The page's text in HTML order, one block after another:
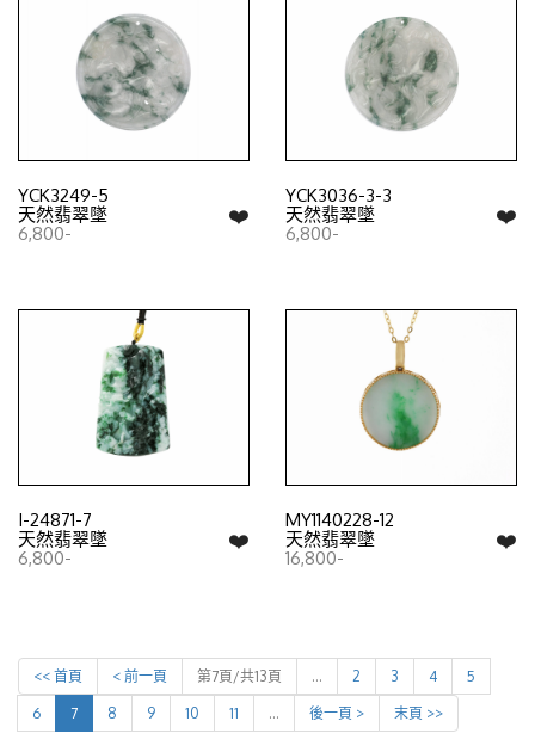
YCK3249-5
❤️
天然翡翠墜
6,800-
YCK3036-3-3
❤️
天然翡翠墜
6,800-
I-24871-7
❤️
天然翡翠墜
6,800-
MY1140228-12
❤️
天然翡翠墜
16,800-
<< 首頁 < 前一頁 第7頁/共13頁 … 2 3 4 5
6 7 8 9 10 11 … 後一頁 > 末頁 >>